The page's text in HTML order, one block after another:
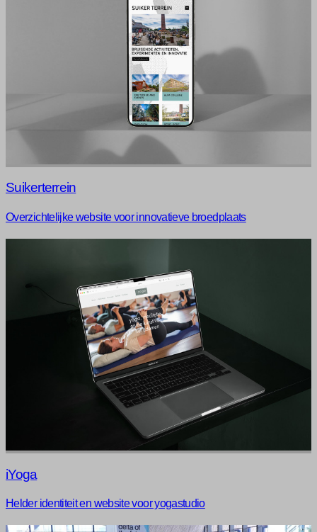
Suikerterrein
Overzichtelijke website voor innovatieve broedplaats
iYoga
Helder identiteit en website voor yogastudio